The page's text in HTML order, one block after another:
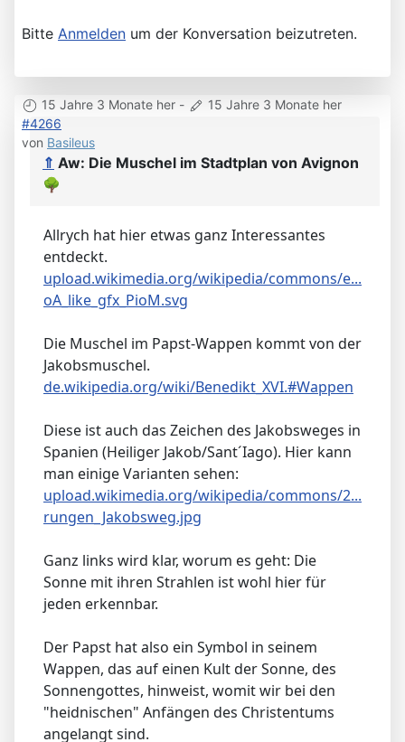
Bitte Anmelden um der Konversation beizutreten.
15 Jahre 3 Monate her -
15 Jahre 3 Monate her
#4266
von Basileus
⇑ Aw: Die Muschel im Stadtplan von Avignon
🌳
Allrych hat hier etwas ganz Interessantes
entdeckt.
upload.wikimedia.org/wikipedia/commons/e...
oA_like_gfx_PioM.svg
Die Muschel im Papst-Wappen kommt von der
Jakobsmuschel.
de.wikipedia.org/wiki/Benedikt_XVI.#Wappen
Diese ist auch das Zeichen des Jakobsweges in
Spanien (Heiliger Jakob/Sant´Iago). Hier kann
man einige Varianten sehen:
upload.wikimedia.org/wikipedia/commons/2...
rungen_Jakobsweg.jpg
Ganz links wird klar, worum es geht: Die
Sonne mit ihren Strahlen ist wohl hier für
jeden erkennbar.
Der Papst hat also ein Symbol in seinem
Wappen, das auf einen Kult der Sonne, des
Sonnengottes, hinweist, womit wir bei den
"heidnischen" Anfängen des Christentums
angelangt sind.